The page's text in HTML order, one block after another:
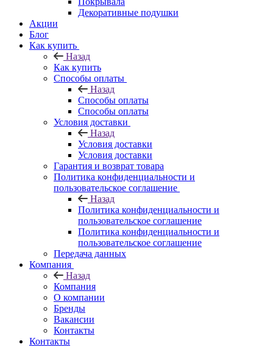
Декоративные подушки
Акции
Блог
Как купить
Назад
Как купить
Способы оплаты
Назад
Способы оплаты
Способы оплаты
Условия доставки
Назад
Условия доставки
Условия доставки
Гарантия и возврат товара
Политика конфиденциальности и
пользовательское соглашение
Назад
Политика конфиденциальности и
пользовательское соглашение
Политика конфиденциальности и
пользовательское соглашение
Передача данных
Компания
Назад
Компания
О компании
Бренды
Вакансии
Контакты
Контакты